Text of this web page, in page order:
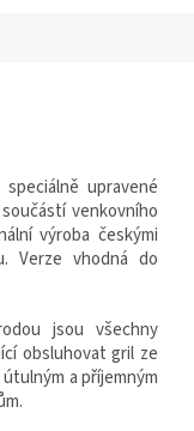
upravené
venkovního
výroba českými
Verze vhodná do
jsou všechny
obsluhovat gril ze
a příjemným